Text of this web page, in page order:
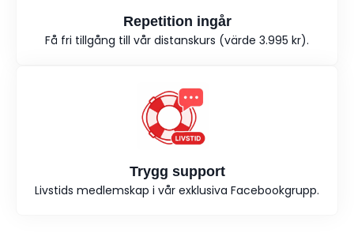
Repetition ingår
Få fri tillgång till vår distanskurs (värde 3.995 kr).
Trygg support
Livstids medlemskap i vår exklusiva Facebookgrupp.